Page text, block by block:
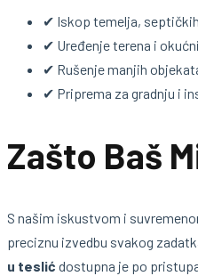
✔ Iskop temelja,
✔ Uređenje terena i
✔ Rušenje manjih
✔ Priprema za gradnju i
Zašto Baš
S našim iskustvom i
preciznu izvedbu svakog
u teslić dostupna je po